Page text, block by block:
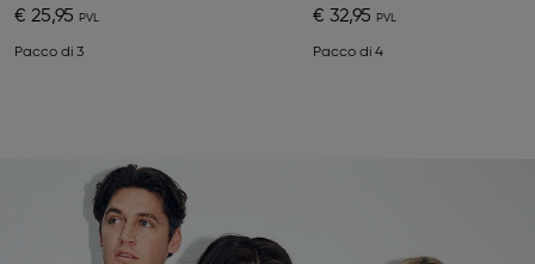
€ 25,95
Pacco di 3
€ 32,95
Pacco di 4